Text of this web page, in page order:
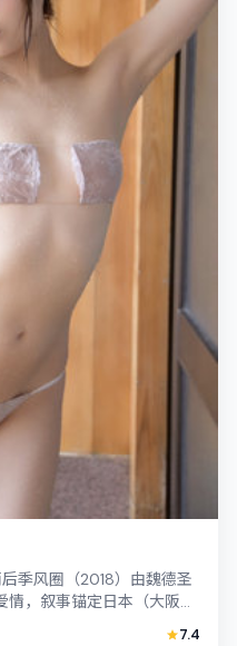
季风圈（2018）由魏德圣
，叙事锚定日本（大阪）
7.4